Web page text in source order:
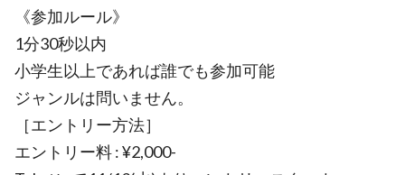
《参加ルール》
1分30秒以内
小学生以上であれば誰でも参加可能
ジャンルは問いません。
［エントリー方法］
エントリー料 : ¥2,000-